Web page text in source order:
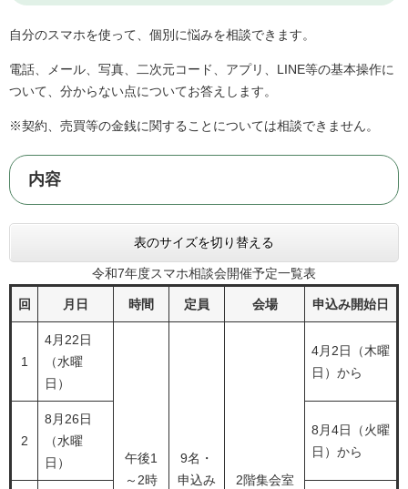
自分のスマホを使って、個別に悩みを相談できます。
電話、メール、写真、二次元コード、アプリ、LINE等の基本操作に
ついて、分からない点についてお答えします。
※契約、売買等の金銭に関することについては相談できません。
内容
表のサイズを切り替える
令和7年度スマホ相談会開催予定一覧表
回 月日 時間 定員 会場 申込み開始日
1
4月22日
（水曜
日）
午後1
～2時
9名・
申込み
2階集会室
4月2日（木曜
日）から
2
8月26日
（水曜
日）
8月4日（火曜
日）から